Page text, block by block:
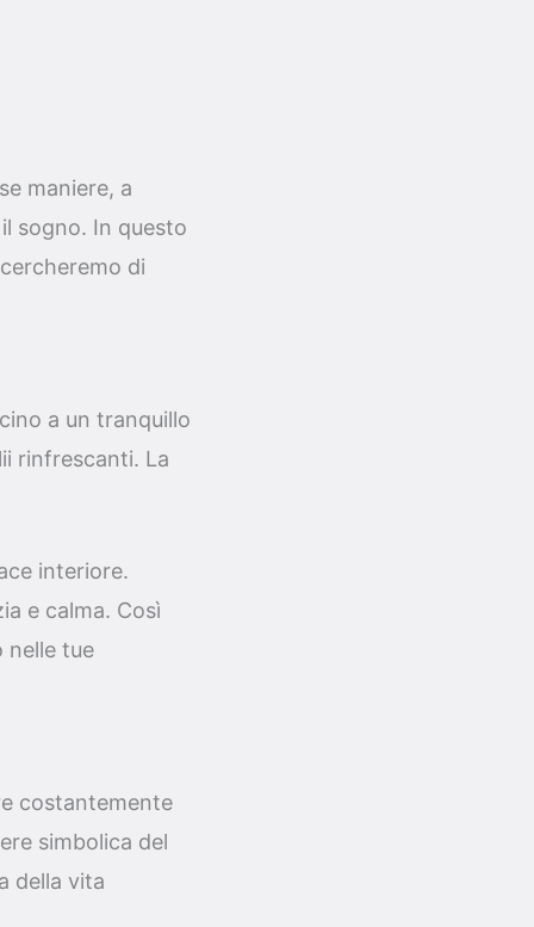
maniere, a
sogno. In questo
di
a un tranquillo
rinfrescanti. La
interiore.
e calma. Così
nelle tue
costantemente
simbolica del
della vita